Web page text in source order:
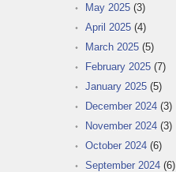
May 2025 (3)
April 2025 (4)
March 2025 (5)
February 2025 (7)
January 2025 (5)
December 2024 (3)
November 2024 (3)
October 2024 (6)
September 2024 (6)